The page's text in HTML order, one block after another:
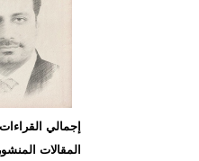
إجمالي القراءات:
المقالات